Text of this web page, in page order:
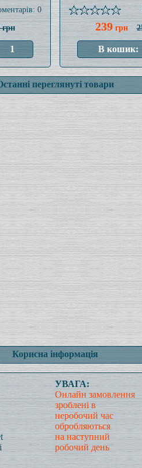
0
грн 239грн
переглянуті товари
Корисна інформація
УВАГА:
Онлайн замовлення
зроблені в
неробочий час
обробляються
на наступний
робочий день